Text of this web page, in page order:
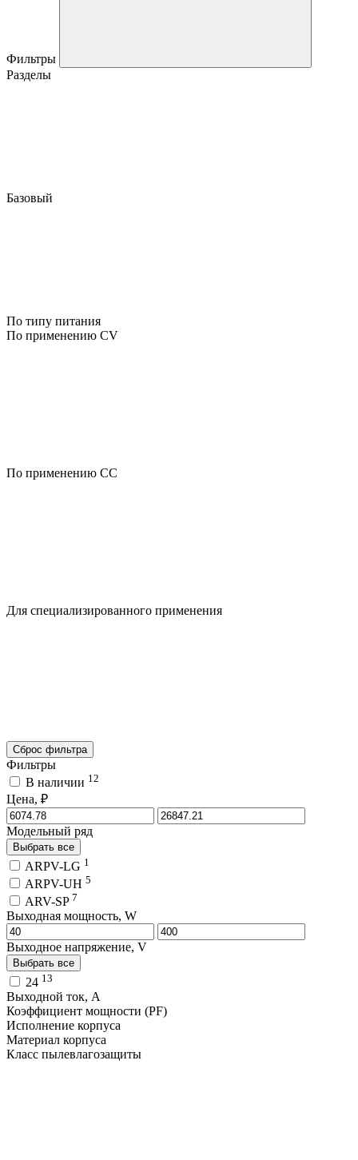
Фильтры
Разделы
Базовый
По типу питания
По применению CV
По применению CC
Для специализированного применения
Сброс фильтра
Фильтры
В наличии 12
Цена, ₽
Модельный ряд
Выбрать все
ARPV-LG 1
ARPV-UH 5
ARV-SP 7
Выходная мощность, W
Выходное напряжение, V
Выбрать все
24 13
Выходной ток, A
Коэффициент мощности (PF)
Исполнение корпуса
Материал корпуса
Класс пылевлагозащиты